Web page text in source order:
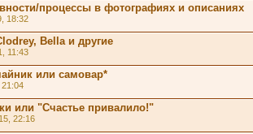
процессы в фотографиях и описаниях
18:32
Bella и другие
11:43
или самовар*
или "Счастье привалило!"
22:16